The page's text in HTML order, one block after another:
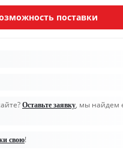
поставки
Оставьте заявку, мы найдем
свою!